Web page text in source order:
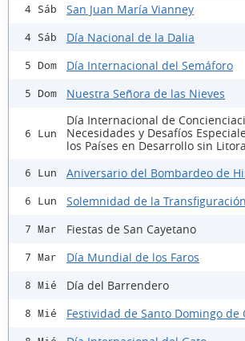
4 Sáb San Juan María Vianney
4 Sáb Día Nacional de la Dalia
5 Dom Día Internacional del Semáforo
5 Dom Nuestra Señora de las Nieves
6 Lun
Día Internacional de
Necesidades y Desafíos
los Países en Desarrollo sin
6 Lun Aniversario del Bombardeo de
6 Lun Solemnidad de la
7 Mar Fiestas de San Cayetano
7 Mar Día Mundial de los Faros
8 Mié Día del Barrendero
8 Mié Festividad de Santo Domingo de